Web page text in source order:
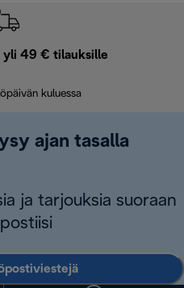
yli 49 € tilauksille
kuluessa
ajan tasalla
ja tarjouksia suoraan